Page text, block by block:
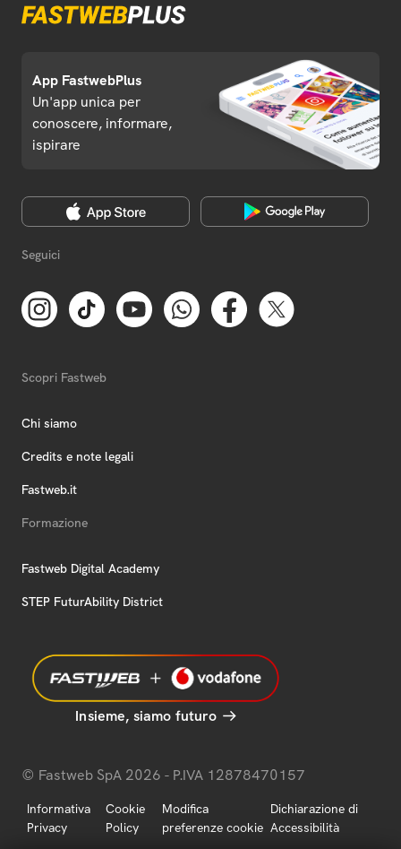
App FastwebPlus
Un'app unica per
conoscere, informare,
ispirare
Seguici
Scopri Fastweb
Chi siamo
Credits e note legali
Fastweb.it
Formazione
Fastweb Digital Academy
STEP FuturAbility District
Insieme, siamo futuro
© Fastweb SpA 2026 - P.IVA 12878470157
Informativa
Privacy
Cookie
Policy
Modifica
preferenze cookie
Dichiarazione di
Accessibilità